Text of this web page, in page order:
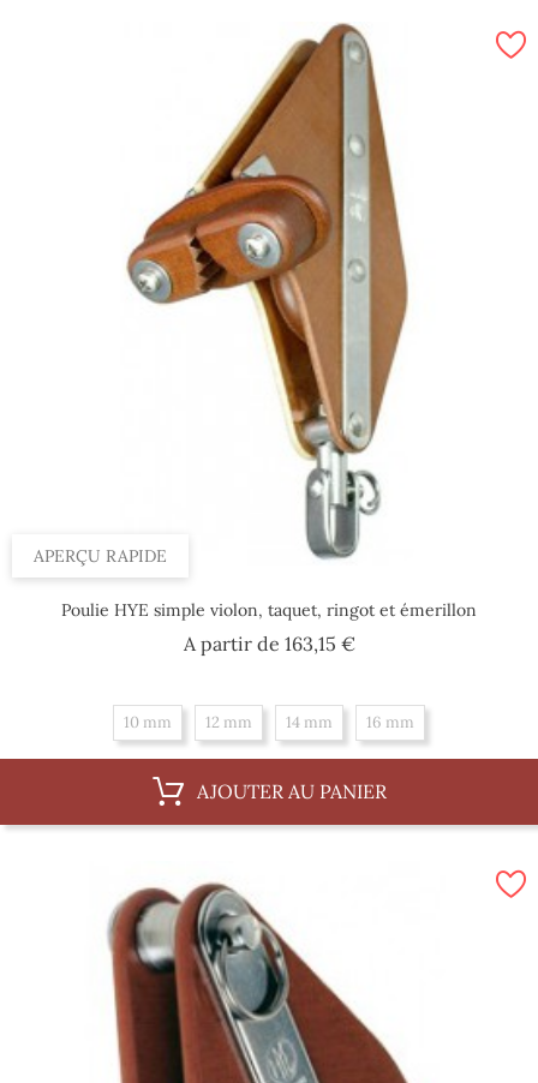
APERÇU RAPIDE
Poulie HYE simple violon, taquet, ringot et émerillon
A partir de 163,15 €Prix
10 mm 12 mm 14 mm 16 mm
AJOUTER AU PANIER